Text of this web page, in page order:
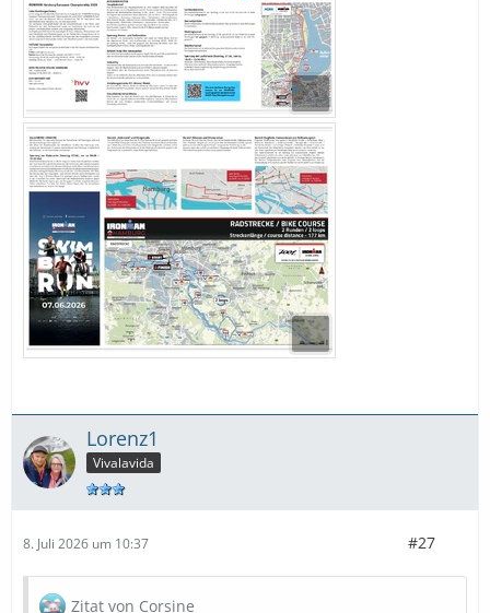
Lorenz1
Vivalavida
8. Juli 2026 um 10:37 #27
Zitat von Corsine